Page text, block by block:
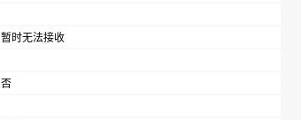
暂时无法接收
否